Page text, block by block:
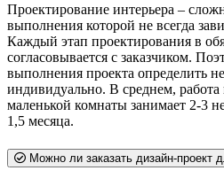
Проектирование интерьера –
выполнения которой не всегда
Каждый этап проектирования в
согласовывается с заказчиком.
выполнения проекта определить
индивидуально. В среднем, работа
маленькой комнаты занимает 2-3
1,5 месяца.
Можно ли заказать дизайн-проект